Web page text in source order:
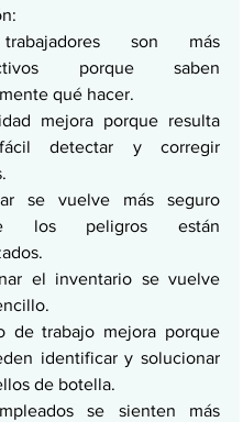
son más
porque saben
qué hacer.
mejora porque resulta
detectar y corregir
se vuelve más seguro
los peligros están
el inventario se vuelve
de trabajo mejora porque
identificar y solucionar
de botella.
se sienten más